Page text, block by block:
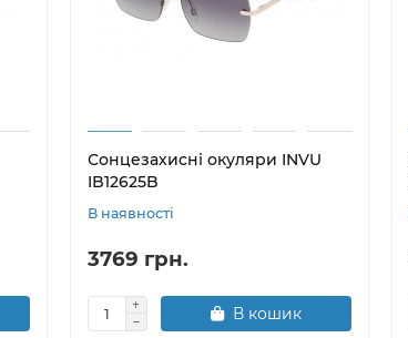
Сонцезахисні окуляри INVU
IB12625B
В наявності
3769 грн.
В кошик